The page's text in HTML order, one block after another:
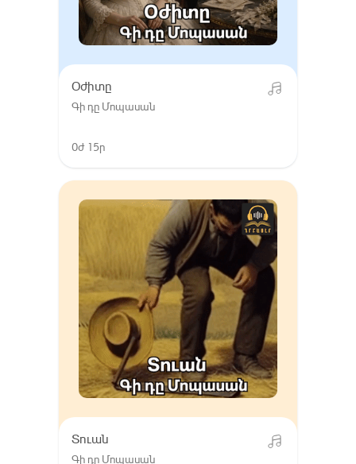
Օժիտը
Գի դը Մոպասան
0ժ 15ր
Տուան
Գի դը Մոպասան